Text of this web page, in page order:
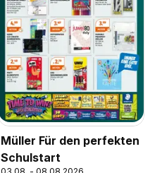
Müller Für den perfekten
Schulstart